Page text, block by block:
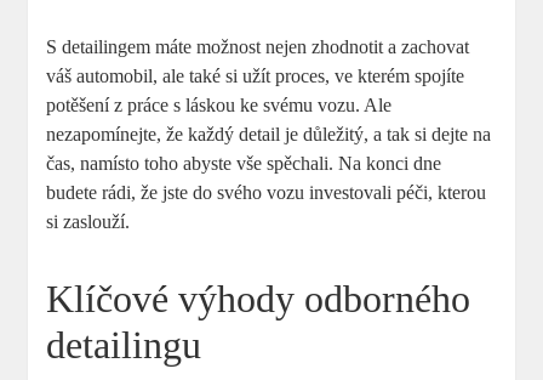
S detailingem máte možnost nejen zhodnotit a zachovat
váš automobil, ale také si užít​ proces, ve kterém spojíte
potěšení z ‌práce s láskou ke svému vozu. Ale
‌nezapomínejte, že každý detail je důležitý, a tak si dejte na
čas, namísto ⁤toho abyste vše spěchali. Na konci dne​
budete rádi, že jste do svého ‌vozu investovali⁤ péči, kterou
si zaslouží.
Klíčové výhody odborného
detailingu